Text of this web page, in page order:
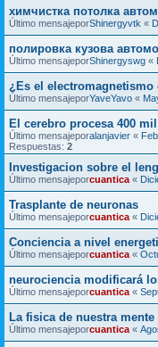
химчистка потолка
Último mensajeporShinergyvtk «
полировка кузова
Último mensajeporShinergyswg «
¿Es el
Último mensajeporYaveYavo «
El cerebro procesa 400
Último mensajeporalanjavier «
Respuestas: 2
Investigacion sobre el
Último mensajeporcuantica «
Trasplante de neuronas
Último mensajeporcuantica «
Conciencia a nivel
Último mensajeporcuantica «
neurociencia modificará
Último mensajeporcuantica «
La fisica de nuestra mente
Último mensajeporcuantica «